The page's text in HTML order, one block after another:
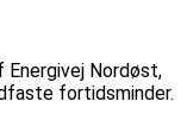
Nordøst,
fortidsminder.